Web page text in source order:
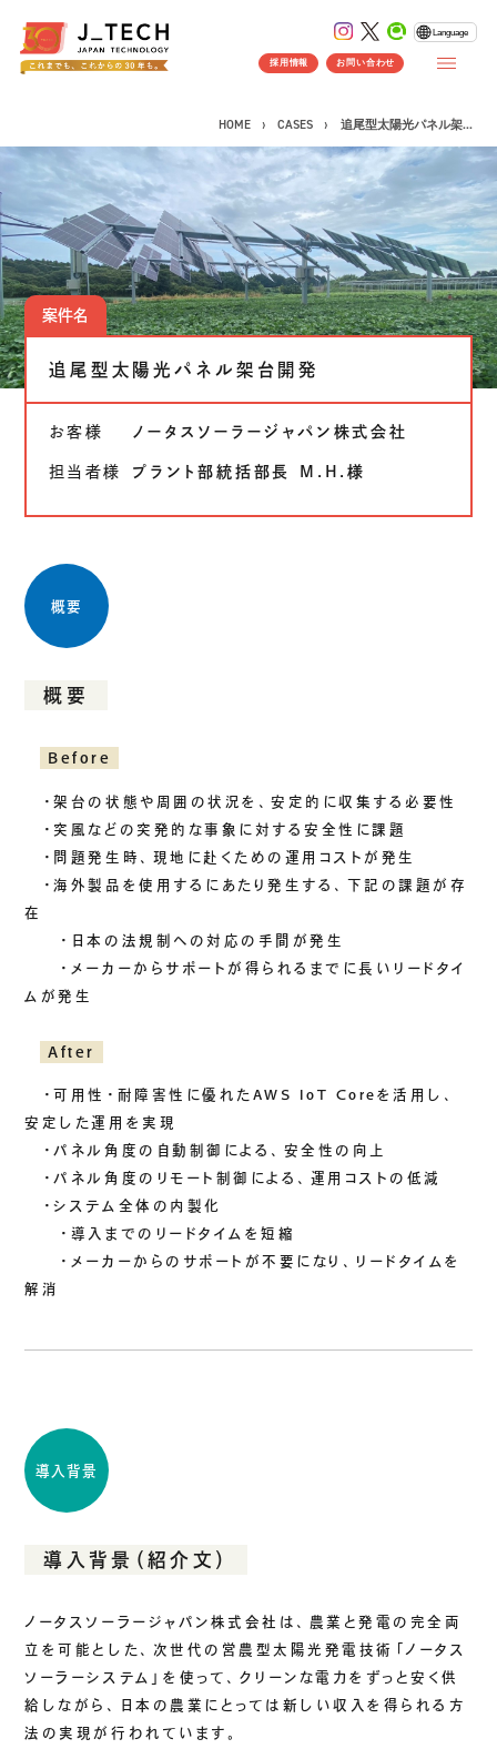
CONCEPT
コンセプト
SERVICE
事業紹介
製品ソリューション
J's Works ERP
FLEXSCHE
クラウドソリューション
受託開発
CASES
公開事例
SUSTAINABILITY
認証／資格
コンプライアンス
労働情報の公開
COMPANY
会社情報
会社概要
組織図
沿革
拠点一覧
DX推進
ACCESS
アクセス
CONTACT
Language
採用情報 お問い合わせ
HOME CASES 追尾型太陽光パネル架...
案件名
追尾型太陽光パネル架台開発
お客様 ノータスソーラージャパン株式会社
担当者様 プラント部統括部長 M.H.様
概要
概要
Before
・架台の状態や周囲の状況を、安定的に収集する必要性
・突風などの突発的な事象に対する安全性に課題
・問題発生時、現地に赴くための運用コストが発生
・海外製品を使用するにあたり発生する、下記の課題が存
在
・日本の法規制への対応の手間が発生
・メーカーからサポートが得られるまでに長いリードタイ
ムが発生
After
・可用性・耐障害性に優れたAWS IoT Coreを活用し、
安定した運用を実現
・パネル角度の自動制御による、安全性の向上
・パネル角度のリモート制御による、運用コストの低減
・システム全体の内製化
・導入までのリードタイムを短縮
・メーカーからのサポートが不要になり、リードタイムを
解消
導入背景
導入背景（紹介文）
ノータスソーラージャパン株式会社は、農業と発電の完全両
立を可能とした、次世代の営農型太陽光発電技術「ノータス
ソーラーシステム」を使って、クリーンな電力をずっと安く供
給しながら、日本の農業にとっては新しい収入を得られる方
法の実現が行われています。